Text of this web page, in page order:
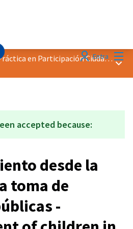
EntraDistinción &quot;Buena Práctica en Participación Ciudadana&quot; 2020
accepted because:
desde la
toma de
-